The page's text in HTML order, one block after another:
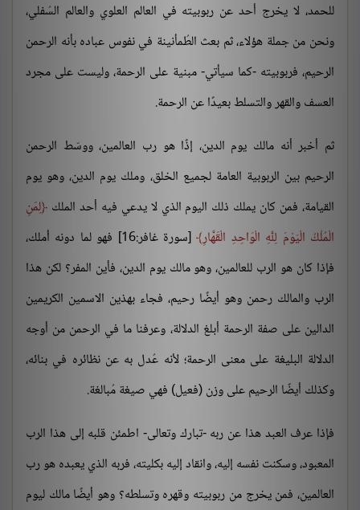
للحمد، لا يخرج أحد عن ربوبيته في العالم العلوي والعالم السُفلي،
ونحن من جملة هؤلاء، ثم بعث الطُمأنينة في نفوس عباده بأنه الرحمن
الرحيم، فربوبيته -كما سيأتي- مبنية على الرحمة، وليست على مجرد
العسف والقهر والتسلط بعيدًا عن الرحمة.
ثم أخبر أنه مالك يوم الدين، إذًا هو رب العالمين، ووسّط الرحمن
الرحيم بين الربوبية العامة لجميع الخلق، وملك يوم الدين، وهو يوم
القيامة، فمن كان يملك ذلك اليوم الذي لا يدعي فيه أحد الملك لِمَنِ
الْمُلْكُ الْيَوْمَ لِلَّهِ الْوَاحِدِ الْقَهَّارِ
[سورة غافر:16] فهو لما دونه أملك،
فإذا كان هو الرب للعالمين، وهو مالك يوم الدين، فأين المفر؟ لكن هذا
الرب والمالك رحمن وهو أيضًا رحيم، فجاء بهذين الاسمين الكريمين
الدالين على صفة الرحمة أبلغ الدلالة، وعرفنا ما في الرحمن من أوجه
الدلالة البليغة على معنى الرحمة؛ لأنه عُدل به عن نظائره في بنائه،
وكذلك أيضًا الرحيم على وزن (فعيل) فهي صيغة مُبالغة.
فإذا عرف العبد هذا عن ربه -تبارك وتعالى- اطمئن قلبه إلى هذا الرب
المعبود، وسكنت نفسه إليه، وانقاد إليه بكليته، فربه الذي يعبده هو رب
العالمين، فمن يخرج من ربوبيته وقهره وتسلطه؟ وهو أيضًا مالك ليوم